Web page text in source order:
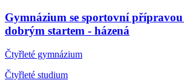
Gymnázium se sportovní přípravou
dobrým startem - házená
Čtyřleté gymnázium
Čtyřleté studium